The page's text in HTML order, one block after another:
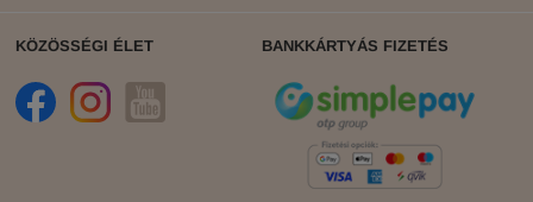
KÖZÖSSÉGI ÉLET BANKKÁRTYÁS FIZETÉS